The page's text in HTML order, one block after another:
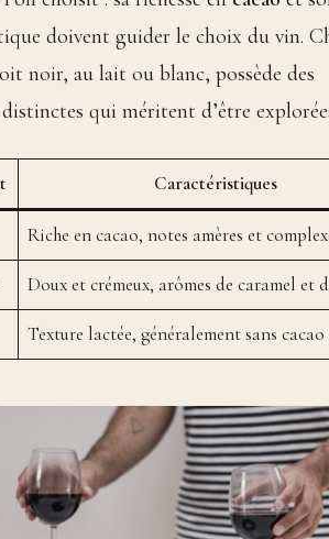
doivent guider le choix du vin.
noir, au lait ou blanc, possède des
qui méritent d’être
Caractéristiques
Riche en cacao, notes amères et
Doux et crémeux, arômes de caramel et
Texture lactée, généralement sans cacao